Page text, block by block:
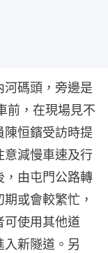
河碼頭，旁邊是
前，在現場見不
陳恒鑌受訪時提
意減慢車速及行
，由屯門公路轉
或會較繁忙，
可使用其他道
新隧道。另